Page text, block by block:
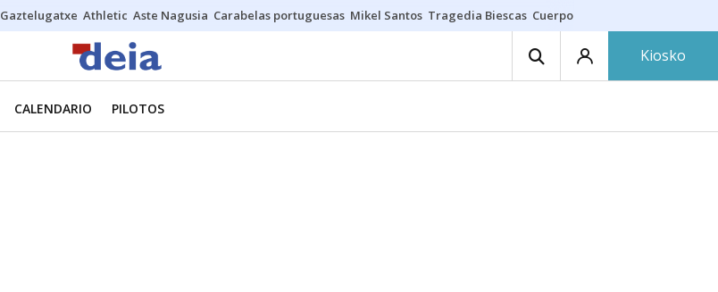
Gaztelugatxe Athletic Aste Nagusia Carabelas portuguesas Mikel Santos Tragedia Biescas Cuerpo ría
Kiosko
CALENDARIO PILOTOS